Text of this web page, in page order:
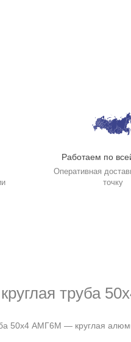
Работаем по
Оперативная
точку
труба
50х4 АМГ6М — круглая